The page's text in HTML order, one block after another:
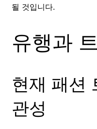
될 것입니다.
유행과
현재 패션
관성